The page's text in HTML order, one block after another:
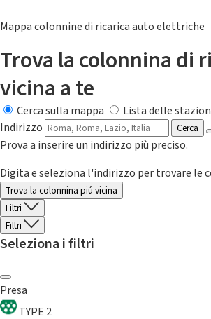
Mappa colonnine di ricarica auto elettriche
Trova la colonnina di
vicina a te
Cerca sulla mappa
Lista delle
Indirizzo
Cerca
Prova a inserire un indirizzo più preciso.
Digita e seleziona l'indirizzo per trovare le
Trova la colonnina piú vicina
Filtri
Filtri
Seleziona i filtri
Presa
TYPE 2